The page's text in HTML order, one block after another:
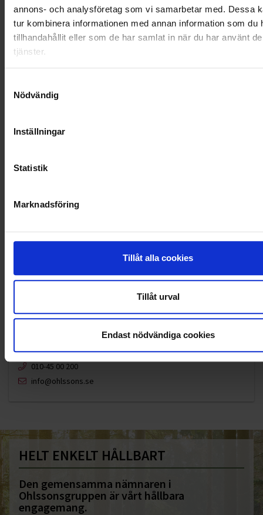
annons- och analysföretag som vi samarbetar med. Dessa
tur kombinera informationen med annan information som du
tillhandahållit eller som de har samlat in när du har använt
tjänster.
Nödvändig
Inställningar
Statistik
Marknadsföring
Tillåt alla cookies
Tillåt urval
Endast nödvändiga cookies
OHLSSONS REGION VÄST
OHLSSONSKOLLEGOR
SAMARBETEN
010-45 00 200​
info@ohlssons.se
HELT ENKELT HÅLLBART
Den gemensamma nämnaren i
Ohlssonsgruppen är vårt hållbara
engagemang.